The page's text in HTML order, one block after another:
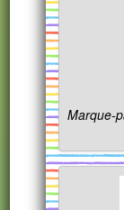
Marque-